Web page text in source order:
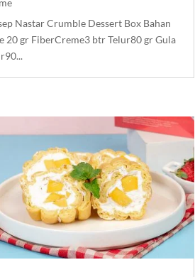
Nastar Crumble Dessert Box Bahan
20 gr FiberCreme3 btr Telur80 gr Gula